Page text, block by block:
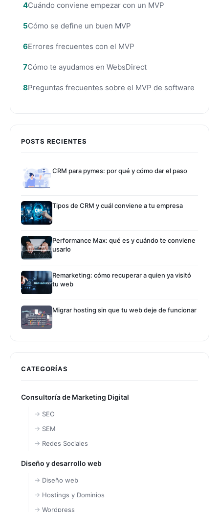
Cuándo conviene empezar con un MVP
Cómo se define un buen MVP
Errores frecuentes con el MVP
Cómo te ayudamos en WebsDirect
Preguntas frecuentes sobre el MVP de software
POSTS RECIENTES
CRM para pymes: por qué y cómo dar el paso
Tipos de CRM y cuál conviene a tu empresa
Performance Max: qué es y cuándo te conviene
usarlo
Remarketing: cómo recuperar a quien ya visitó
tu web
Migrar hosting sin que tu web deje de funcionar
CATEGORÍAS
Consultoría de Marketing Digital
SEO
SEM
Redes Sociales
Diseño y desarrollo web
Diseño web
Hostings y Dominios
Wordpress